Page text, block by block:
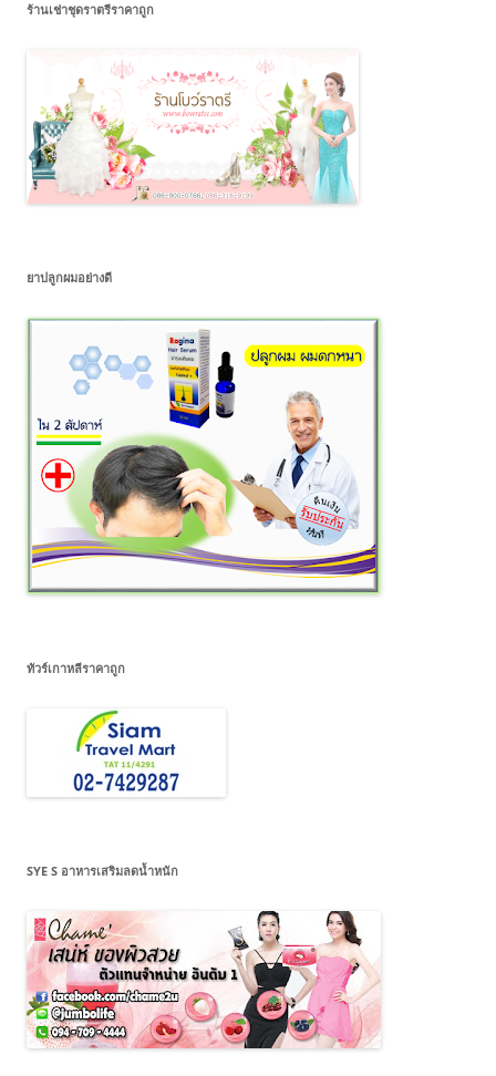
ร้านเช่าชุดราตรีราคาถูก
ยาปลูกผมอย่างดี
ทัวร์เกาหลีราคาถูก
SYE S อาหารเสริมลดน้ำหนัก